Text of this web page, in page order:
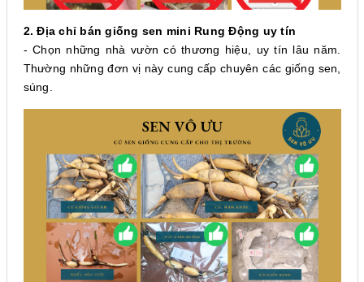
2. Địa chỉ bán giống sen mini Rung Động uy tín
- Chọn những nhà vườn có thương hiệu, uy tín lâu năm.
Thường những đơn vị này cung cấp chuyên các giống sen,
súng.